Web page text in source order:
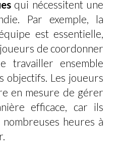
qui nécessitent une
Par exemple, la
est essentielle,
de coordonner
travailler ensemble
objectifs. Les joueurs
en mesure de gérer
efficace, car ils
heures à